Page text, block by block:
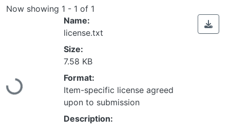
Now showing 1 - 1 of 1
Loading...
Name:
license.txt
Size:
7.58 KB
Format:
Item-specific license agreed
upon to submission
Description: